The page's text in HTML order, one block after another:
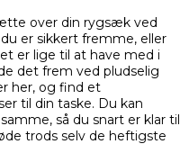
over din rygsæk ved
er sikkert fremme, eller
er lige til at have med i
det frem ved pludselig
her, og find et
til din taske. Du kan
så du snart er klar til
trods selv de heftigste